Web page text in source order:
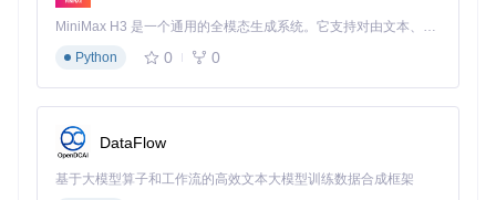
场景实践：跨场景的优化方案
移动办公场景
商务用户陈女士使用Flow X13二合一笔记本时，通过G-Helpe
r设置"电池保护模式"，将充电阈值限制在60%，同时启用"节
能GPU模式"，使单次充电续航延长约2.5小时。软件的"自动切
换"功能可根据电源状态自动调整性能参数，无需手动干预。
游戏性能优化
MiniMax H3 是一个通用的全模态生成系统。它支持对由文本、图像、视频和音频组成的多模态上下文进行统一理解，并能生成分辨率高达 2K、时长可达 15 秒的带原生立体声音频的视频。得益于面向任务泛化的系统设计，H3 在预训练阶段就已具备广泛的多模态上下文理解与生成能力，能够出色地执行复杂的多模态指令。
Python
0 0
DataFlow
基于大模型算子和工作流的高效文本大模型训练数据合成框架